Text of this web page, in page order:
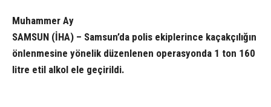
Muhammer Ay
SAMSUN (İHA) – Samsun’da polis ekiplerince kaçakçılığın
önlenmesine yönelik düzenlenen operasyonda 1 ton 160
litre etil alkol ele geçirildi.